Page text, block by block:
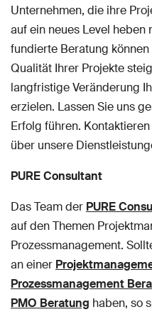
Unternehmen, die ihre
auf ein neues Level heben
fundierte Beratung
Qualität Ihrer Projekte
langfristige Veränderung
erzielen. Lassen Sie uns
Erfolg führen.
über unsere
PURE Consultant
Das Team der PURE
auf den Themen
Prozessmanagement.
an einer
Prozessmanagement
PMO Beratung haben, so